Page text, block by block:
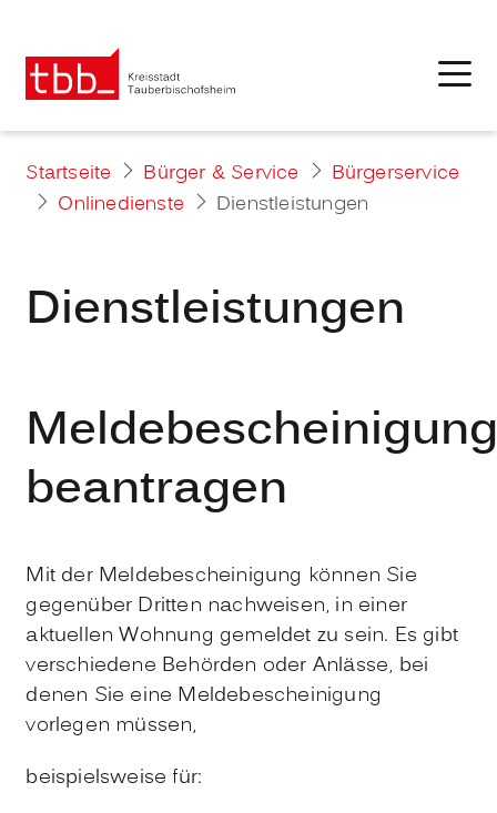
Startseite Bürger & Service
Bürgerservice
Onlinedienste
Dienstleistungen
Dienstleistungen
beantragen
Mit der Meldebescheinigung können Sie
gegenüber Dritten nachweisen, in einer
aktuellen Wohnung gemeldet zu sein. Es gibt
verschiedene Behörden oder Anlässe, bei
denen Sie eine Meldebescheinigung
vorlegen müssen,
beispielsweise für: